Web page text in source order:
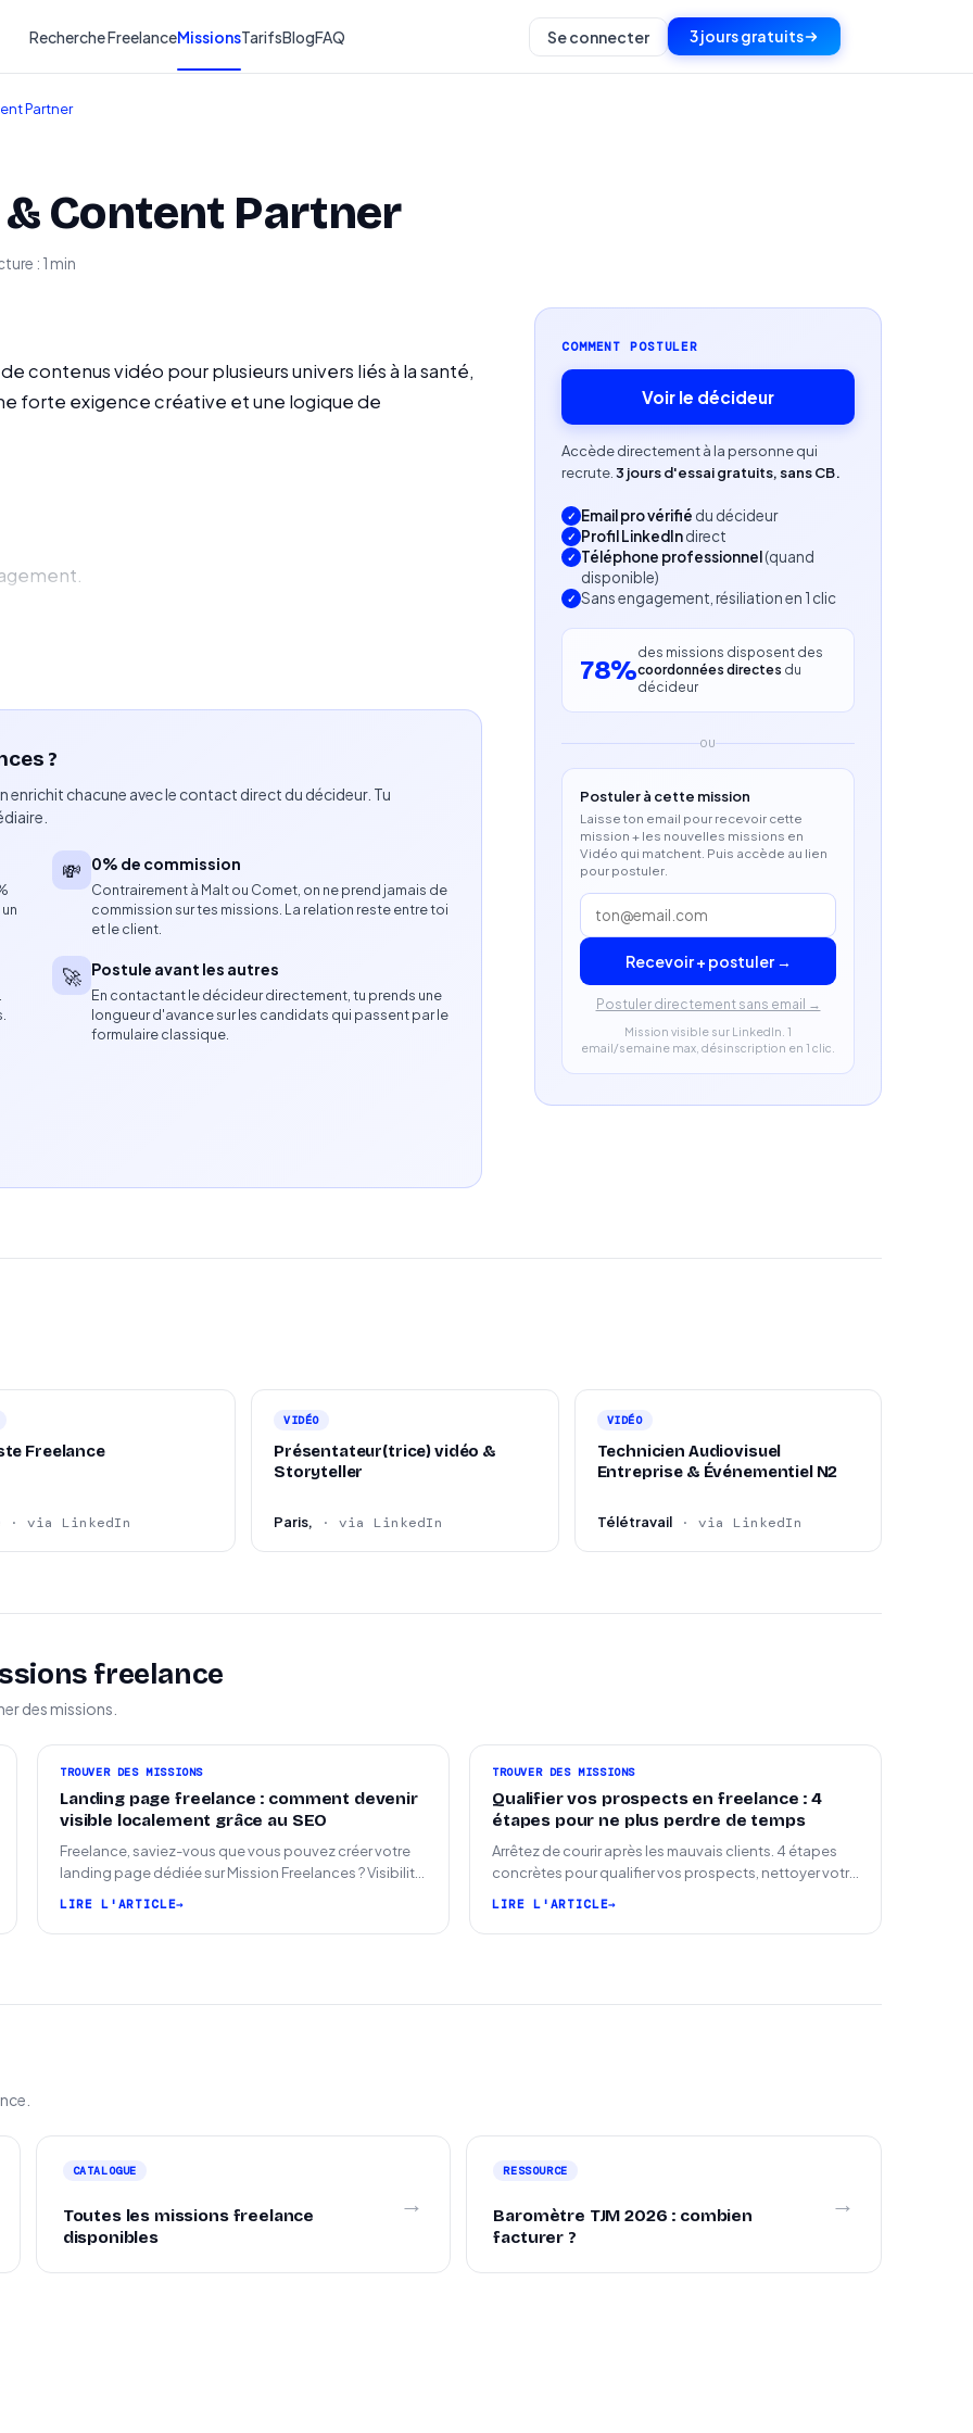
Recherche FreelanceMissionsTarifsBlogFAQ Se connecter 3 jours gratuits
Partner
Content Partner
: 1 min
contenus vidéo pour plusieurs univers liés à la santé,
forte exigence créative et une logique de
vidéo.
avec la responsable éditoriale.
marques et comptes sociaux.
sociaux.
sociales.
de contenu.
?
enrichit chacune avec le contact direct du décideur. Tu
💸 0% de commission
Contrairement à Malt ou Comet, on ne prend jamais de
commission sur tes missions. La relation reste entre toi
et le client.
🚀 Postule avant les autres
En contactant le décideur directement, tu prends une
longueur d'avance sur les candidats qui passent par le
formulaire classique.
COMMENT POSTULER
Voir le décideur
Accède directement à la personne qui
recrute. 3 jours d'essai gratuits, sans CB.
Email pro vérifié du décideur
Profil LinkedIndirect
Téléphone professionnel(quand
disponible)
Sans engagement, résiliation en 1 clic
78%
des missions disposent des
coordonnées directes du
décideur
OU
Postuler à cette mission
Laisse ton email pour recevoir cette
mission + les nouvelles missions en
Vidéo qui matchent. Puis accède au lien
pour postuler.
Recevoir + postuler →
Postuler directement sans email →
Mission visible sur LinkedIn. 1
email/semaine max, désinscription en 1 clic.
Freelance
· via LinkedIn
VIDÉO
Présentateur(trice) vidéo &
Storyteller
Paris, · via LinkedIn
VIDÉO
Technicien Audiovisuel
Entreprise & Événementiel N2
Télétravail · via LinkedIn
freelance
des missions.
TROUVER DES MISSIONS
Landing page freelance : comment devenir
visible localement grâce au SEO
Freelance, saviez-vous que vous pouvez créer votre
landing page dédiée sur Mission Freelances ? Visibilité
LIRE L'ARTICLE
TROUVER DES MISSIONS
Qualifier vos prospects en freelance : 4
étapes pour ne plus perdre de temps
Arrêtez de courir après les mauvais clients. 4 étapes
concrètes pour qualifier vos prospects, nettoyer votre
LIRE L'ARTICLE
CATALOGUE
Toutes les missions freelance
disponibles
→
RESSOURCE
Baromètre TJM 2026 : combien
facturer ?
→